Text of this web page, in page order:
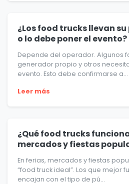
¿Los food trucks llevan
o lo debe poner el evento?
Depende del operador. Algunos
generador propio y otros
evento. Esto debe confirmarse a...
Leer más
¿Qué food trucks
mercados y fiestas
En ferias, mercados y fiestas
“food truck ideal”. Los que mejor
encajan con el tipo de pú...